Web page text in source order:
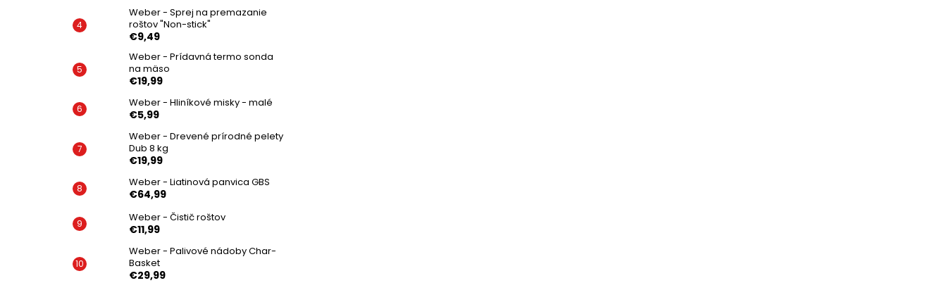
Weber - Sprej na premazanie
roštov "Non-stick"
€9,49
Weber - Prídavná termo sonda
na mäso
€19,99
Weber - Hliníkové misky - malé
€5,99
Weber - Drevené prírodné pelety
Dub 8 kg
€19,99
Weber - Liatinová panvica GBS
€64,99
Weber - Čistič roštov
€11,99
Weber - Palivové nádoby Char-
Basket
€29,99